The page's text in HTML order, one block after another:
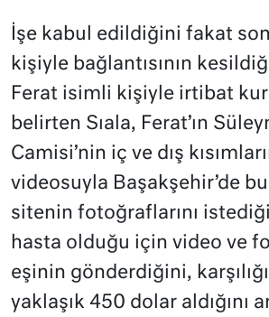
İşe kabul edildiğini fakat
kişiyle bağlantısının
Ferat isimli kişiyle irtibat
belirten Sıala, Ferat’ın
Camisi’nin iç ve dış
videosuyla Başakşehir’de
sitenin fotoğraflarını
hasta olduğu için video ve
eşinin gönderdiğini,
yaklaşık 450 dolar aldığını